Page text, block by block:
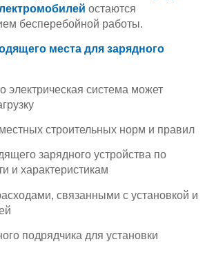
остаются
бесперебойной работы.
места для зарядного
электрическая система может
строительных норм и правил
зарядного устройства по
и характеристикам
связанными с установкой и
подрядчика для установки